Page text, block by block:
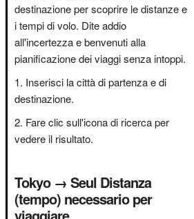
destinazione per scoprire le distanze e
i tempi di volo. Dite addio
all'incertezza e benvenuti alla
pianificazione dei viaggi senza intoppi.
Inserisci la città di partenza e di
destinazione.
Fare clic sull'icona di ricerca per
vedere il risultato.
Tokyo → Seul Distanza
(tempo) necessario per